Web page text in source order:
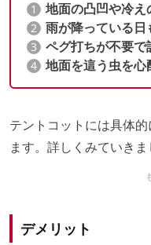
地面の凸凹や冷
雨が降っている
ペグ打ちが不要
地面を這う虫を心
テントコットには具体
ます。詳しくみていきま
デメリット